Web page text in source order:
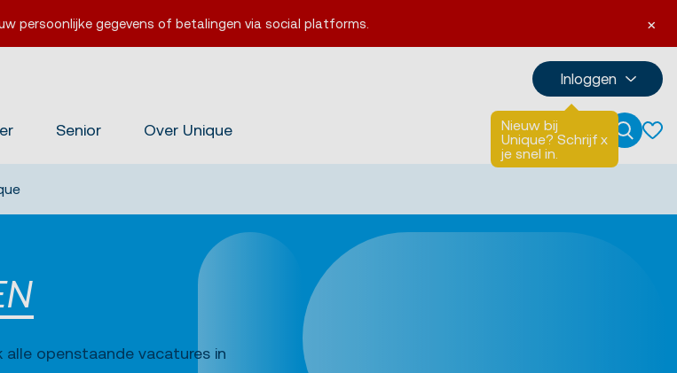
×
persoonlijke gegevens of betalingen via social platforms.
Inloggen
Nieuw bij
Unique? Schrijf
je snel in.
x
Senior Over Unique English
Zoeken
alle openstaande vacatures in